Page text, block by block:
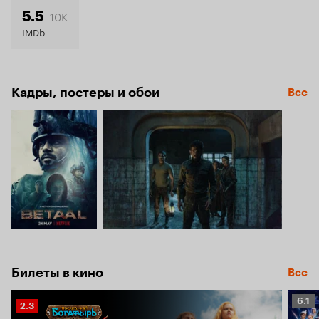
5.5 10K
IMDb
Кадры, постеры и обои Все
Билеты в кино Все
Рейтинг
2.3 6.1